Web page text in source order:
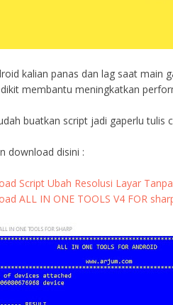
kalian panas dan lag saat main
membantu meningkatkan
buatkan script jadi gaperlu tulis
download disini :
Script Ubah Resolusi Layar
ALL IN ONE TOOLS V4 FOR